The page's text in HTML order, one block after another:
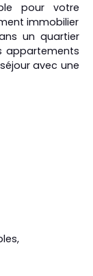
pour votre
immobilier
un quartier
appartements
avec une